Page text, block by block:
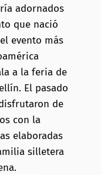
adornados
que nació
evento más
a la feria de
El pasado
de
con la
elaboradas
silletera